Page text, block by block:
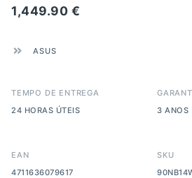
1,449.90 €
ASUS
TEMPO DE ENTREGA
24 HORAS ÚTEIS
3 ANOS
EAN
4711636079617
SKU